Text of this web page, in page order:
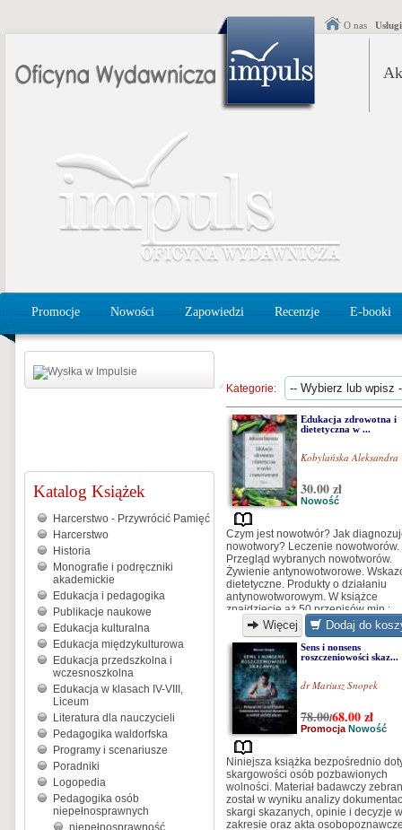
O nas
Promocje Nowości Zapowiedzi Recenzje E-booki
Katalog Książek
Harcerstwo - Przywrócić Pamięć
Harcerstwo
Historia
Monografie i podręczniki
akademickie
Edukacja i pedagogika
Publikacje naukowe
Edukacja kulturalna
Edukacja międzykulturowa
Edukacja przedszkolna i
wczesnoszkolna
Edukacja w klasach IV-VIII,
Liceum
Literatura dla nauczycieli
Pedagogika waldorfska
Programy i scenariusze
Poradniki
Logopedia
Pedagogika osób
niepełnosprawnych
niepełnosprawność
Kategorie:
Edukacja zdrowotna i
dietetyczna w ...
Kobylańska Aleksandra
30.00 zł
Nowość
Czym jest nowotwór? Jak
nowotwory? Leczenie nowotworów.
Przegląd wybranych nowotworów.
Żywienie antynowotworowe.
dietetyczne. Produkty o działaniu
antynowotworowym. W książce
znajdziecie aż 50 przepisów min.:
sałatka owocowa, omlet owsiany z
żurawiną, kanapki z pastą jajeczną,
szaszłyki drobiowe z ryżem, oraz
więcej.
Więcej Dodaj do
Sens i nonsens
roszczeniowości skaz...
dr Mariusz Snopek
78.00/68.00zł
Promocja Nowość
Niniejsza książka bezpośrednio
skargowości osób pozbawionych
wolności. Materiał badawczy
został w wyniku analizy
skargi skazanych, opinie i decyzje
zakresie oraz akta